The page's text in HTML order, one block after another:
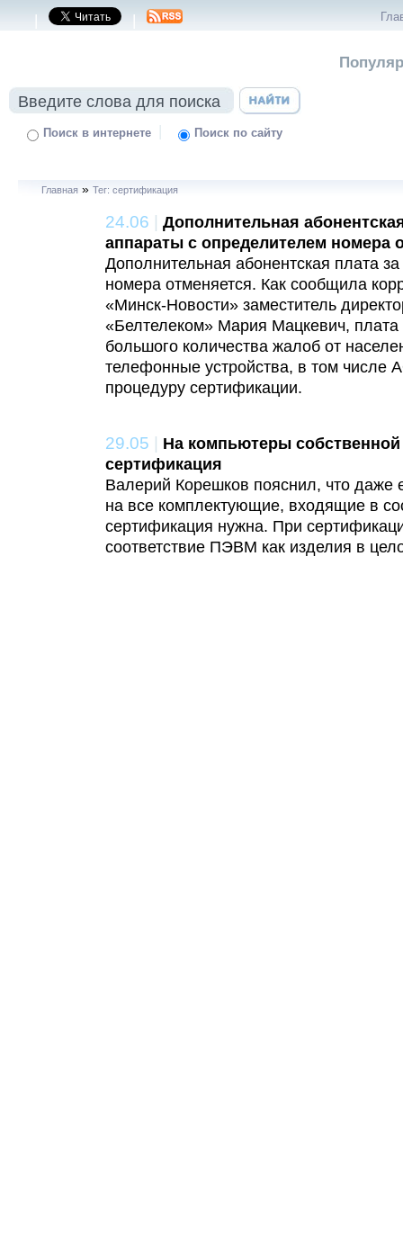
| |
Поиск в интернете | Поиск по сайту
Главная » Тег: сертификация
24.06 | Дополнительная
аппараты с определителем номера
Дополнительная абонентская плата
номера отменяется. Как сообщила
«Минск-Новости» заместитель
«Белтелеком» Мария Мацкевич,
большого количества жалоб от
телефонные устройства, в том числе
процедуру сертификации.
29.05 | На компьютеры
сертификация
Валерий Корешков пояснил, что даже
на все комплектующие, входящие в
сертификация нужна. При
соответствие ПЭВМ как изделия в